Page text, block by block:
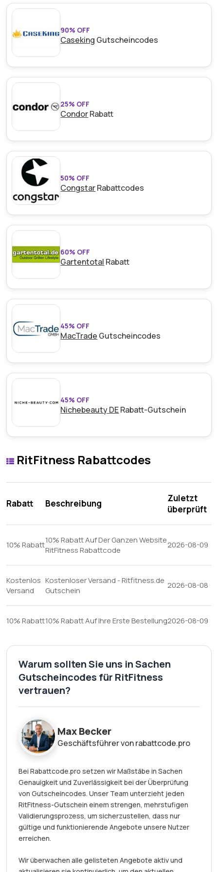
Kumulierbar:Kombinierbar mit anderen Aktionen
Bedingungen:
in den Bedingungen auf der Website des Händlers.
90% OFF
Caseking Gutscheincodes
25% OFF
CondorRabatt
50% OFF
CongstarRabattcodes
60% OFF
Gartentotal Rabatt
45% OFF
MacTrade Gutscheincodes
45% OFF
Nichebeauty DERabatt-Gutschein
RitFitness Rabattcodes
Rabatt Beschreibung
Zuletzt
überprüft
10% Rabatt10% Rabatt Auf Der Ganzen Website
RitFitness Rabattcode
2026-08-09
Kostenlos
Versand
Kostenloser Versand - Ritfitness.de
Gutschein
2026-08-08
10% Rabatt10% Rabatt Auf Ihre Erste Bestellung2026-08-09
Warum sollten Sie uns in Sachen
Gutscheincodes für RitFitness
vertrauen?
Max Becker
Geschäftsführer von rabattcode.pro
Bei Rabattcode.pro setzen wir Maßstäbe in Sachen
Genauigkeit und Zuverlässigkeit bei der Überprüfung
von Gutscheincodes. Unser Team unterzieht jeden
RitFitness-Gutschein einem strengen, mehrstufigen
Validierungsprozess, um sicherzustellen, dass nur
gültige und funktionierende Angebote unsere Nutzer
erreichen.
Wir überwachen alle gelisteten Angebote aktiv und